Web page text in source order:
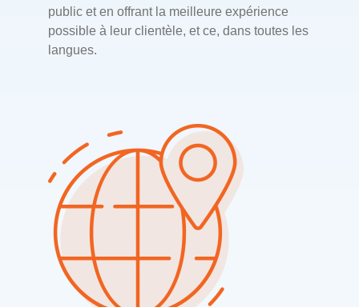
public et en offrant la meilleure expérience
possible à leur clientèle, et ce, dans toutes les
langues.